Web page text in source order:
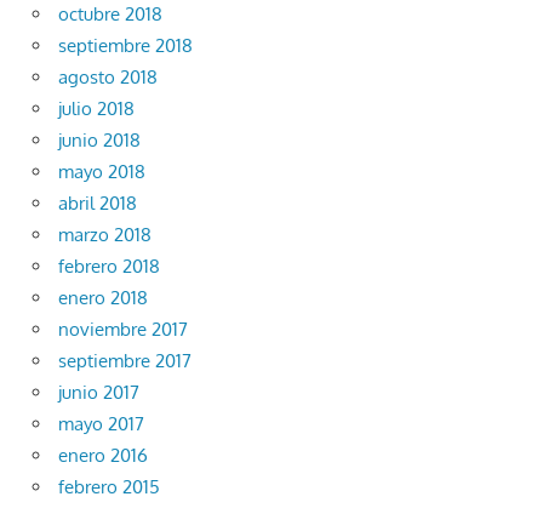
octubre 2018
septiembre 2018
agosto 2018
julio 2018
junio 2018
mayo 2018
abril 2018
marzo 2018
febrero 2018
enero 2018
noviembre 2017
septiembre 2017
junio 2017
mayo 2017
enero 2016
febrero 2015